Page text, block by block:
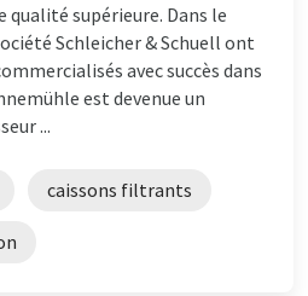
qualité supérieure. Dans le
Schleicher & Schuell ont
avec succès dans
est devenue un
...
caissons filtrants